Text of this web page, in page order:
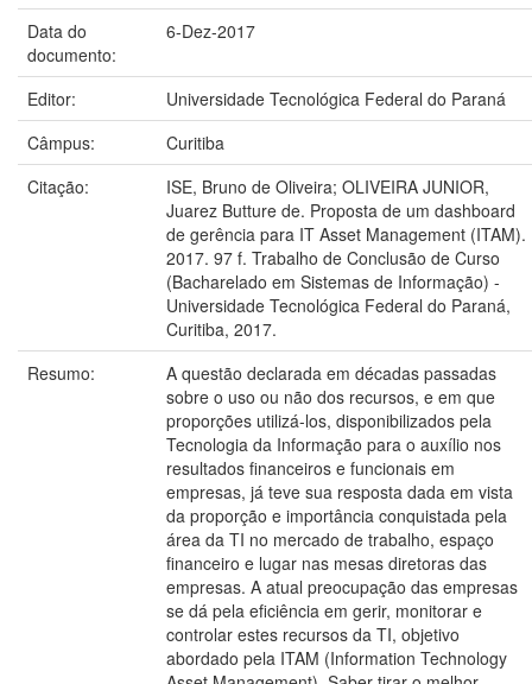
Data do
documento:
6-Dez-2017
Editor:
Universidade Tecnológica Federal do Paraná
Câmpus:
Curitiba
Citação:
ISE, Bruno de Oliveira; OLIVEIRA JUNIOR,
Juarez Butture de. Proposta de um dashboard
de gerência para IT Asset Management (ITAM).
2017. 97 f. Trabalho de Conclusão de Curso
(Bacharelado em Sistemas de Informação) -
Universidade Tecnológica Federal do Paraná,
Curitiba, 2017.
Resumo:
A questão declarada em décadas passadas
sobre o uso ou não dos recursos, e em que
proporções utilizá-los, disponibilizados pela
Tecnologia da Informação para o auxílio nos
resultados financeiros e funcionais em
empresas, já teve sua resposta dada em vista
da proporção e importância conquistada pela
área da TI no mercado de trabalho, espaço
financeiro e lugar nas mesas diretoras das
empresas. A atual preocupação das empresas
se dá pela eficiência em gerir, monitorar e
controlar estes recursos da TI, objetivo
abordado pela ITAM (Information Technology